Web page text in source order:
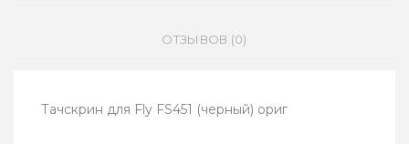
ОТЗЫВОВ (0)
Тачскрин для Fly FS451 (черный) ориг